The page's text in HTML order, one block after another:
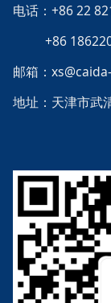
电话：+86 22
+86
邮箱：
地址：天津市武